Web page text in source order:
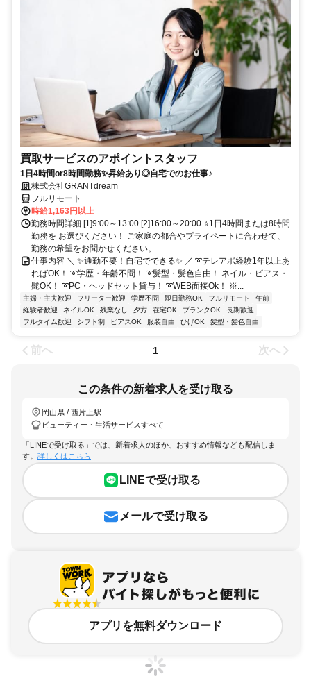
買取サービスのアポイントスタッフ
1日4時間or8時間勤務✨昇給あり◎自宅でのお仕事♪
株式会社GRANTdream
フルリモート
時給1,163円以上
勤務時間詳細 [1]9:00～13:00 [2]16:00～20:00 ⭐1日4時間または8時間
勤務を お選びください！ ご家庭の都合やプライベートに合わせて、
勤務の希望をお聞かせください。 ...
仕事内容 ＼ ✨通勤不要！自宅でできる✨ ／ ➰テレアポ経験1年以上あ
ればOK！ ➰学歴・年齢不問！ ➰髪型・髪色自由！ ネイル・ピアス・
髭OK！ ➰PC・ヘッドセット貸与！ ➰WEB面接Ok！ ※...
主婦・主夫歓迎 フリーター歓迎 学歴不問 即日勤務OK フルリモート
午前
経験者歓迎
ネイルOK 残業なし 夕方 在宅OK ブランクOK
長期歓迎
フルタイム歓迎
シフト制 ピアスOK 服装自由 ひげOK 髪型・髪色自由
前へ 1 次へ
この条件の新着求人を受け取る
岡山県 / 西片上駅
ビューティー・生活サービスすべて
「LINEで受け取る」では、新着求人のほか、おすすめ情報なども配信しま
す。 詳しくはこちら
LINEで受け取る
メールで受け取る
アプリを無料ダウンロード